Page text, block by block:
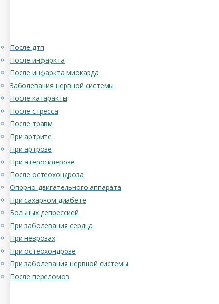
После дтп
После инфаркта
После инфаркта миокарда
Заболевания нервной системы
После катаракты
После стресса
После травм
При артрите
При артрозе
При атеросклерозе
После остеохондроза
Опорно-двигательного аппарата
При сахарном диабете
Больных депрессией
При заболевания сердца
При неврозах
При остеохондрозе
При заболевания нервной системы
После переломов